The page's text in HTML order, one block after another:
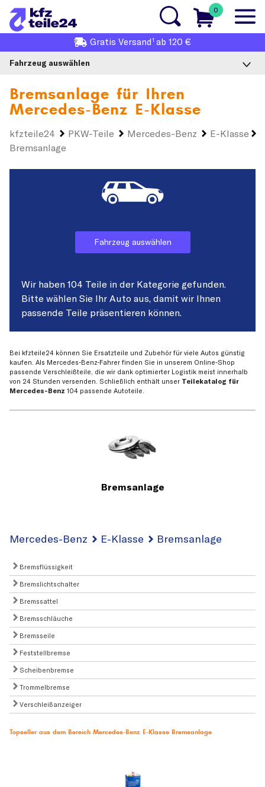
0
Gratis Versand1 ab 120 €
Fahrzeug auswählen
Bremsanlage für Ihren
Mercedes-Benz E-Klasse
kfzteile24 PKW-Teile Mercedes-Benz
E-Klasse
Bremsanlage
Fahrzeug auswählen
Wir haben 104 Teile in der Kategorie gefunden.
Bitte wählen Sie Ihr Auto aus, damit wir Ihnen
passende Teile präsentieren können.
Bei kfzteile24 können Sie Ersatzteile und Zubehör für viele Autos günstig
kaufen. Als Mercedes-Benz-Fahrer finden Sie in unserem Online-Shop
passende Verschleißteile, die wir dank optimierter Logistik meist innerhalb
von 24 Stunden versenden. Schließlich enthält unser Teilekatalog für
Mercedes-Benz 104 passende Autoteile.
Bremsanlage
Mercedes-Benz E-Klasse Bremsanlage
Bremsflüssigkeit
Bremslichtschalter
Bremssattel
Bremsschläuche
Bremsseile
Feststellbremse
Scheibenbremse
Trommelbremse
Verschleißanzeiger
Topseller aus dem Bereich Mercedes-Benz E-Klasse Bremsanlage